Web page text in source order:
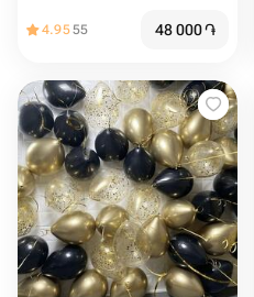
4.9555 48 000֏